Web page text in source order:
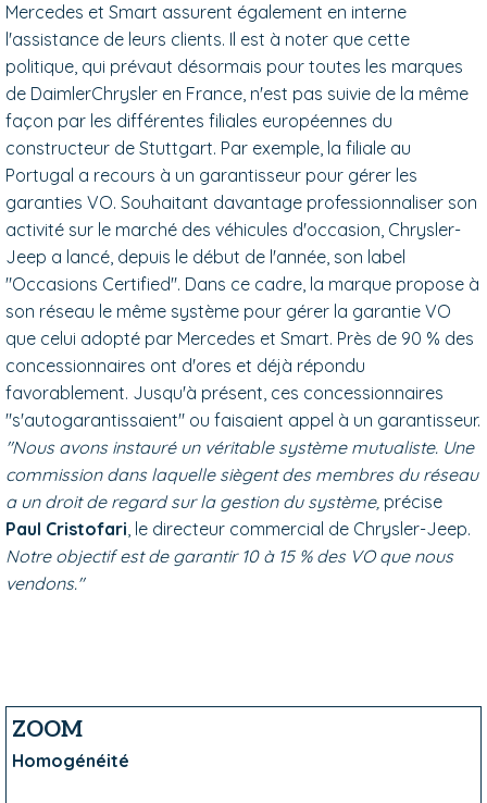
Mercedes et Smart assurent également en interne
l'assistance de leurs clients. Il est à noter que cette
politique, qui prévaut désormais pour toutes les marques
de DaimlerChrysler en France, n'est pas suivie de la même
façon par les différentes filiales européennes du
constructeur de Stuttgart. Par exemple, la filiale au
Portugal a recours à un garantisseur pour gérer les
garanties VO. Souhaitant davantage professionnaliser son
activité sur le marché des véhicules d'occasion, Chrysler-
Jeep a lancé, depuis le début de l'année, son label
"Occasions Certified". Dans ce cadre, la marque propose à
son réseau le même système pour gérer la garantie VO
que celui adopté par Mercedes et Smart. Près de 90 % des
concessionnaires ont d'ores et déjà répondu
favorablement. Jusqu'à présent, ces concessionnaires
"s'autogarantissaient" ou faisaient appel à un garantisseur.
"Nous avons instauré un véritable système mutualiste. Une
commission dans laquelle siègent des membres du réseau
a un droit de regard sur la gestion du système, précise
Paul Cristofari, le directeur commercial de Chrysler-Jeep.
Notre objectif est de garantir 10 à 15 % des VO que nous
vendons."
ZOOM
Homogénéité